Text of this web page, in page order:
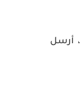
، أرسل